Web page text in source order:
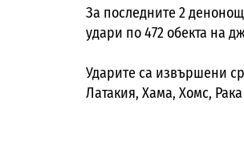
За последните 2
удари по 472 обекта на
Ударите са извършени
Латакия, Хама, Хомс,